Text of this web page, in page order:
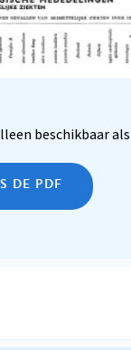
beschikbaar als
DE PDF